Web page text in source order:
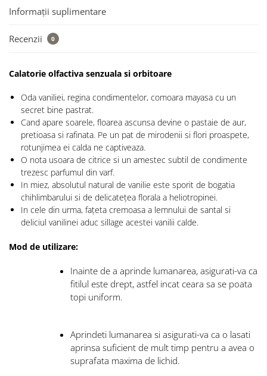
Informații suplimentare
Recenzii 0
Calatorie olfactiva senzuala si orbitoare
Oda vaniliei, regina condimentelor, comoara mayasa cu un
secret bine pastrat.
Cand apare soarele, floarea ascunsa devine o pastaie de aur,
pretioasa si rafinata. Pe un pat de mirodenii si flori proaspete,
rotunjimea ei calda ne captiveaza.
O nota usoara de citrice si un amestec subtil de condimente
trezesc parfumul din varf.
In miez, absolutul natural de vanilie este sporit de bogatia
chihlimbarului si de delicatețea florala a heliotropinei.
In cele din urma, fațeta cremoasa a lemnului de santal si
deliciul vanilinei aduc sillage acestei vanilii calde.
Mod de utilizare:
Inainte de a aprinde lumanarea, asigurati-va ca
fitilul este drept, astfel incat ceara sa se poata
topi uniform.
Aprindeti lumanarea si asigurati-va ca o lasati
aprinsa suficient de mult timp pentru a avea o
suprafata maxima de lichid.